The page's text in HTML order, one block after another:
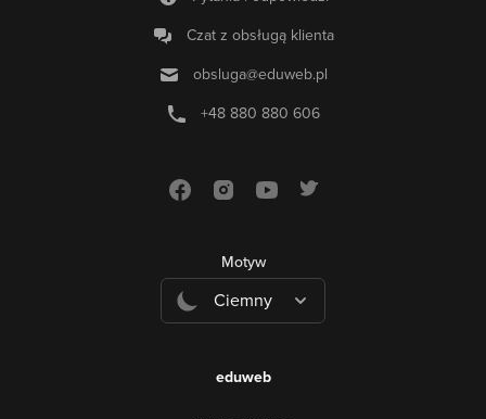
Czat z obsługą klienta
obsluga@eduweb.pl
+48 880 880 606
Motyw
Ciemny
eduweb